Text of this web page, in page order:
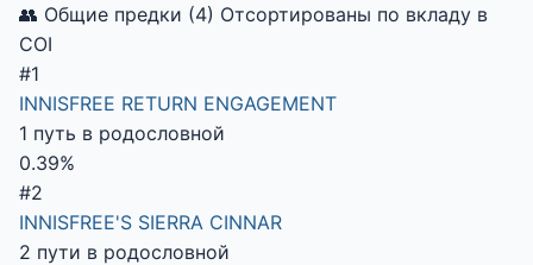
👥 Общие предки (4) Отсортированы по вкладу в
COI
#1
INNISFREE RETURN ENGAGEMENT
1 путь в родословной
0.39%
#2
INNISFREE'S SIERRA CINNAR
2 пути в родословной